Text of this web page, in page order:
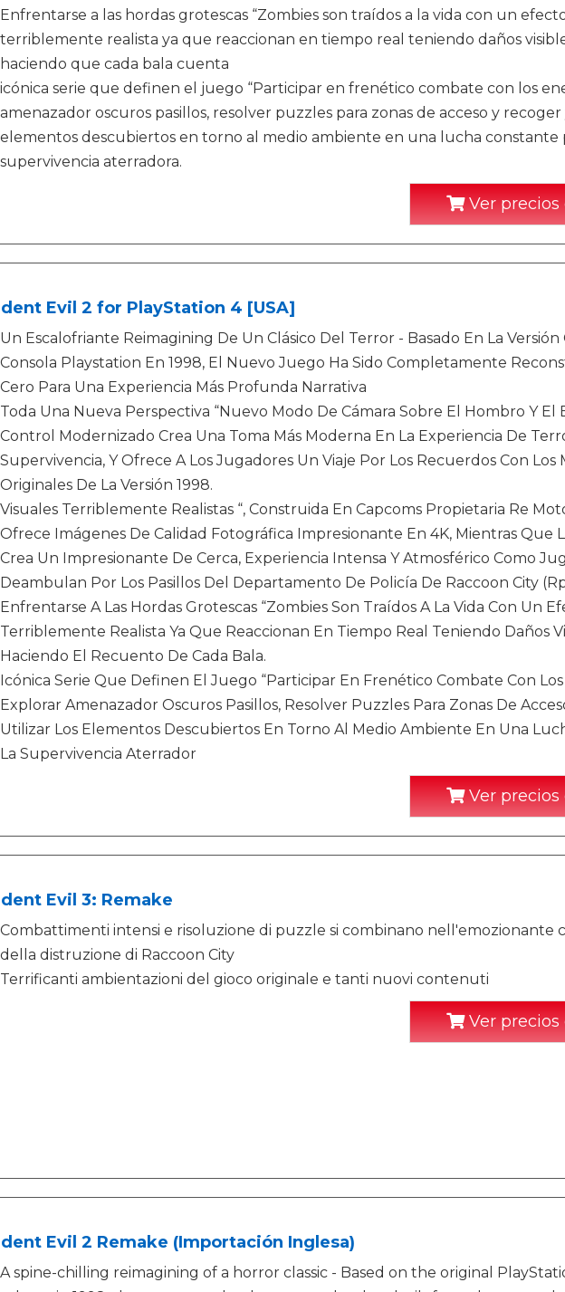
Enfrentarse a las hordas grotescas “Zombies son traídos a la vida con un
terriblemente realista ya que reaccionan en tiempo real teniendo daños
haciendo que cada bala cuenta
icónica serie que definen el juego “Participar en frenético combate con los
amenazador oscuros pasillos, resolver puzzles para zonas de acceso y
elementos descubiertos en torno al medio ambiente en una lucha constante
supervivencia aterradora.
Ver precios
Evil 2 for PlayStation 4 [USA]
Un Escalofriante Reimagining De Un Clásico Del Terror - Basado En La Versión
Consola Playstation En 1998, El Nuevo Juego Ha Sido Completamente
Cero Para Una Experiencia Más Profunda Narrativa
Toda Una Nueva Perspectiva “Nuevo Modo De Cámara Sobre El Hombro Y El
Control Modernizado Crea Una Toma Más Moderna En La Experiencia De
Supervivencia, Y Ofrece A Los Jugadores Un Viaje Por Los Recuerdos Con Los
Originales De La Versión 1998.
Visuales Terriblemente Realistas “, Construida En Capcoms Propietaria Re
Ofrece Imágenes De Calidad Fotográfica Impresionante En 4K, Mientras Que
Crea Un Impresionante De Cerca, Experiencia Intensa Y Atmosférico Como
Deambulan Por Los Pasillos Del Departamento De Policía De Raccoon City
Enfrentarse A Las Hordas Grotescas “Zombies Son Traídos A La Vida Con Un
Terriblemente Realista Ya Que Reaccionan En Tiempo Real Teniendo Daños
Haciendo El Recuento De Cada Bala.
Icónica Serie Que Definen El Juego “Participar En Frenético Combate Con
Explorar Amenazador Oscuros Pasillos, Resolver Puzzles Para Zonas De
Utilizar Los Elementos Descubiertos En Torno Al Medio Ambiente En Una
La Supervivencia Aterrador
Ver precios
Evil 3: Remake
Combattimenti intensi e risoluzione di puzzle si combinano nell'emozionante
della distruzione di Raccoon City
Terrificanti ambientazioni del gioco originale e tanti nuovi contenuti
Ver precios
Evil 2 Remake (Importación Inglesa)
A spine-chilling reimagining of a horror classic - Based on the original